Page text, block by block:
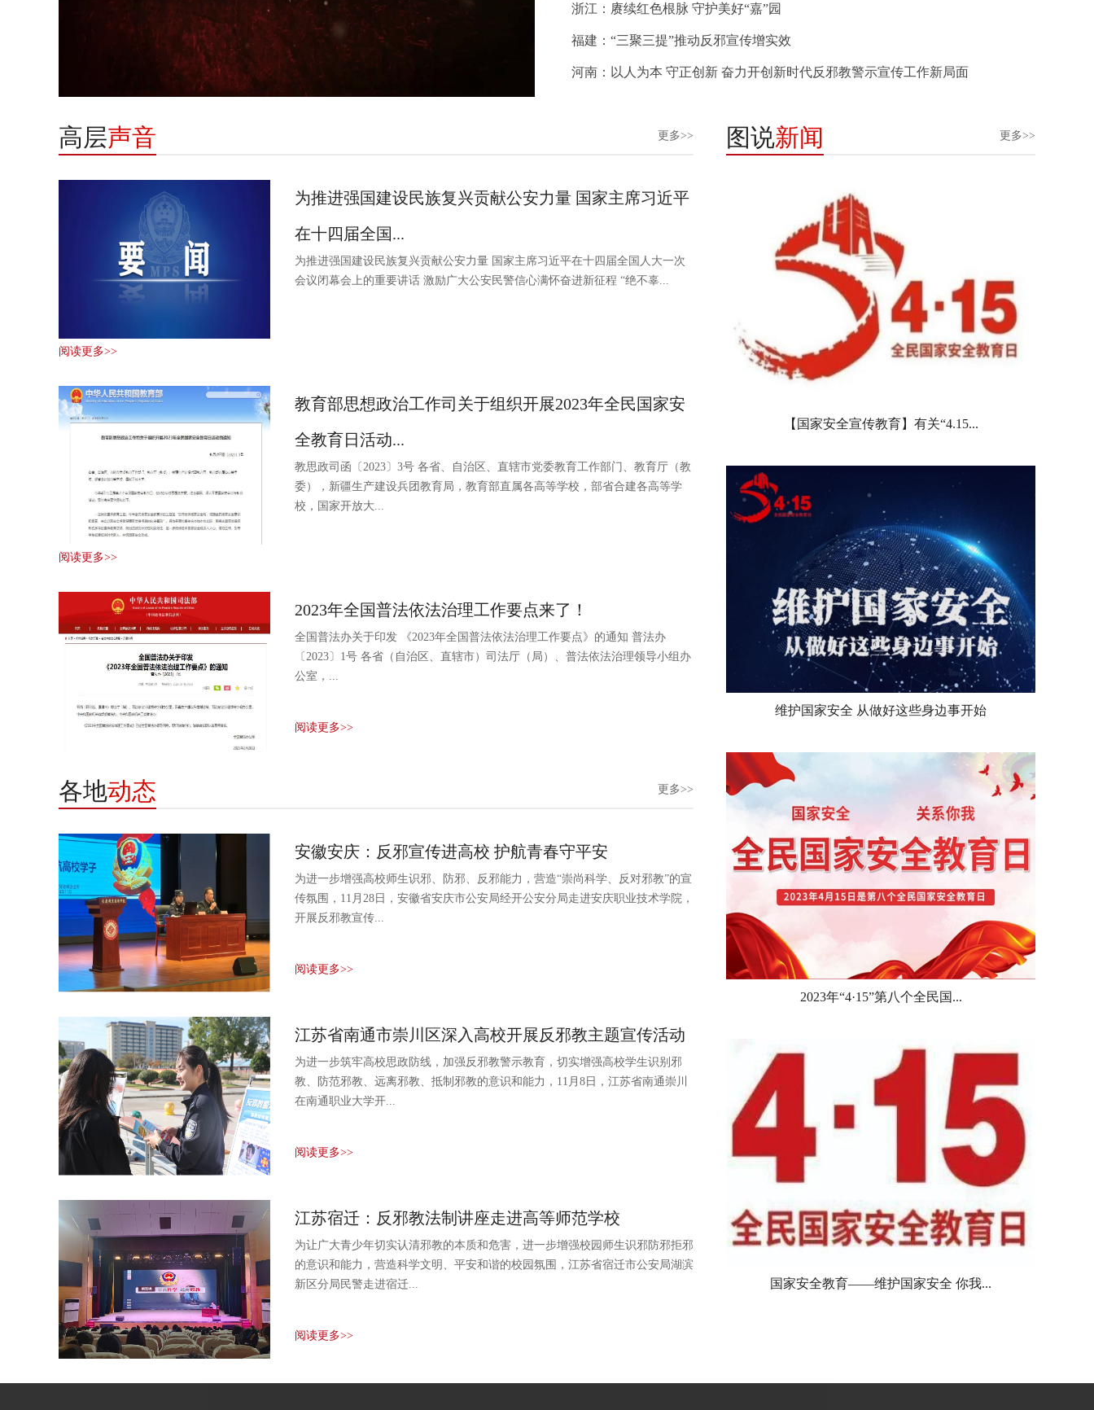
浙江：赓续红色根脉 守护美好“嘉”园
福建：“三聚三提”推动反邪宣传增实效
河南：以人为本 守正创新 奋力开创新时代反邪教警示宣传工作新局面
高层声音 更多>>
为推进强国建设民族复兴贡献公安力量 国家主席习近平
在十四届全国...
为推进强国建设民族复兴贡献公安力量 国家主席习近平在十四届全国人大一次
会议闭幕会上的重要讲话 激励广大公安民警信心满怀奋进新征程 “绝不辜...
阅读更多>>
教育部思想政治工作司关于组织开展2023年全民国家安
全教育日活动...
教思政司函〔2023〕3号 各省、自治区、直辖市党委教育工作部门、教育厅（教
委），新疆生产建设兵团教育局，教育部直属各高等学校，部省合建各高等学
校，国家开放大...
阅读更多>>
2023年全国普法依法治理工作要点来了！
全国普法办关于印发 《2023年全国普法依法治理工作要点》的通知 普法办
〔2023〕1号 各省（自治区、直辖市）司法厅（局）、普法依法治理领导小组办
公室，...
阅读更多>>
各地动态 更多>>
安徽安庆：反邪宣传进高校 护航青春守平安
为进一步增强高校师生识邪、防邪、反邪能力，营造“崇尚科学、反对邪教”的宣
传氛围，11月28日，安徽省安庆市公安局经开公安分局走进安庆职业技术学院，
开展反邪教宣传...
阅读更多>>
江苏省南通市崇川区深入高校开展反邪教主题宣传活动
为进一步筑牢高校思政防线，加强反邪教警示教育，切实增强高校学生识别邪
教、防范邪教、远离邪教、抵制邪教的意识和能力，11月8日，江苏省南通崇川
在南通职业大学开...
阅读更多>>
江苏宿迁：反邪教法制讲座走进高等师范学校
为让广大青少年切实认清邪教的本质和危害，进一步增强校园师生识邪防邪拒邪
的意识和能力，营造科学文明、平安和谐的校园氛围，江苏省宿迁市公安局湖滨
新区分局民警走进宿迁...
阅读更多>>
图说新闻 更多>>
【国家安全宣传教育】有关“4.15...
维护国家安全 从做好这些身边事开始
2023年“4·15”第八个全民国...
国家安全教育——维护国家安全 你我...